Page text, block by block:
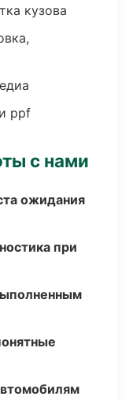
кузова
ppf
с нами
ожидания
при